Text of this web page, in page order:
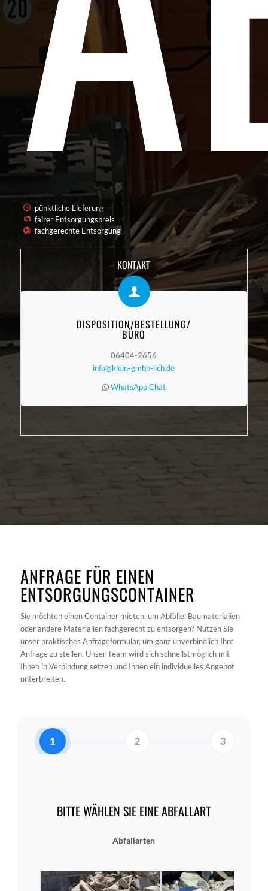
pünktliche Lieferung
fairer Entsorgungspreis
fachgerechte Entsorgung
KONTAKT
DISPOSITION/BESTELLUNG/
BÜRO
06404-2656
info@klein-gmbh-lich.de
WhatsApp Chat
ANFRAGE FÜR EINEN
ENTSORGUNGSCONTAINER
Sie möchten einen Container mieten, um Abfälle, Baumaterialien
oder andere Materialien fachgerecht zu entsorgen? Nutzen Sie
unser praktisches Anfrageformular, um ganz unverbindlich Ihre
Anfrage zu stellen. Unser Team wird sich schnellstmöglich mit
Ihnen in Verbindung setzen und Ihnen ein individuelles Angebot
unterbreiten.
1 2 3
BITTE WÄHLEN SIE EINE ABFALLART
Abfallarten